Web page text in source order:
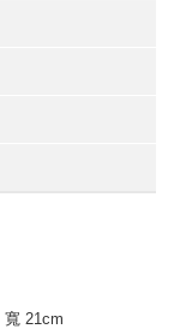
寬 21cm